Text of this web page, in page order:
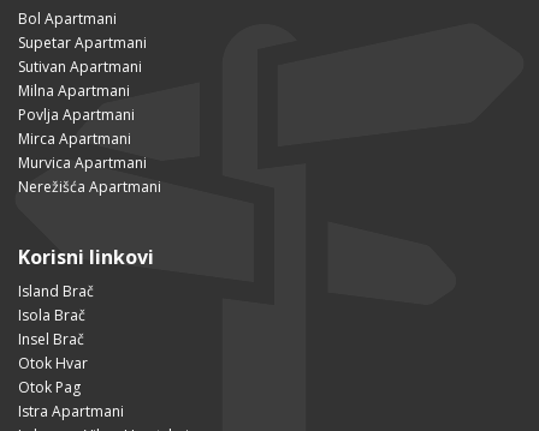
Bol Apartmani
Supetar Apartmani
Sutivan Apartmani
Milna Apartmani
Povlja Apartmani
Mirca Apartmani
Murvica Apartmani
Nerežišća Apartmani
Korisni linkovi
Island Brač
Isola Brač
Insel Brač
Otok Hvar
Otok Pag
Istra Apartmani